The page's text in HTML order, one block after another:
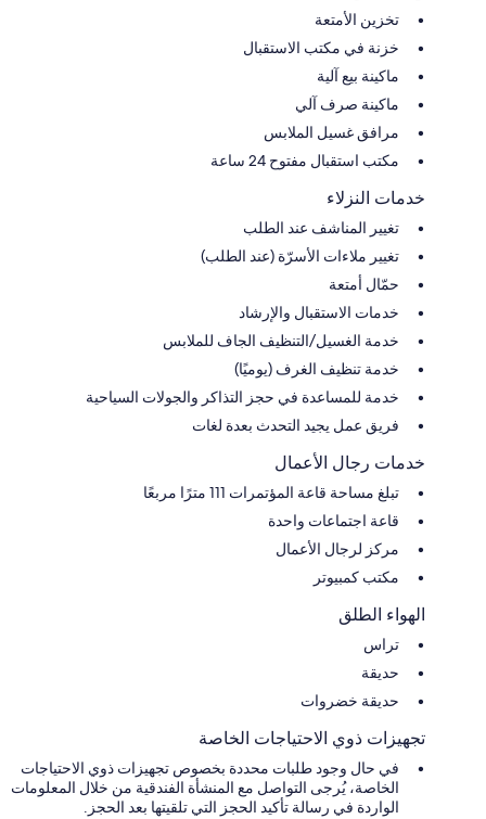
تخزين الأمتعة
خزنة في مكتب الاستقبال
ماكينة بيع آلية
ماكينة صرف آلي
مرافق غسيل الملابس
مكتب استقبال مفتوح 24 ساعة
خدمات النزلاء
تغيير المناشف عند الطلب
تغيير ملاءات الأسرّة (عند الطلب)
حمّال أمتعة
خدمات الاستقبال والإرشاد
خدمة الغسيل/التنظيف الجاف للملابس
خدمة تنظيف الغرف (يوميًا)
خدمة للمساعدة في حجز التذاكر والجولات السياحية
فريق عمل يجيد التحدث بعدة لغات
خدمات رجال الأعمال
تبلغ مساحة قاعة المؤتمرات 111 مترًا مربعًا
قاعة اجتماعات واحدة
مركز لرجال الأعمال
مكتب كمبيوتر
الهواء الطلق
تراس
حديقة
حديقة خضروات
تجهيزات ذوي الاحتياجات الخاصة
في حال وجود طلبات محددة بخصوص تجهيزات ذوي الاحتياجات
الخاصة، يُرجى التواصل مع المنشأة الفندقية من خلال المعلومات
الواردة في رسالة تأكيد الحجز التي تلقيتها بعد الحجز.